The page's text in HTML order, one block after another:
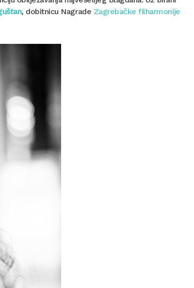
, dobitnicu Nagrade Zagrebačke filharmonije